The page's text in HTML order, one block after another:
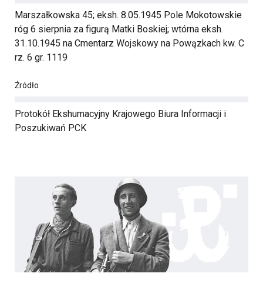
Marszałkowska 45; eksh. 8.05.1945 Pole Mokotowskie
róg 6 sierpnia za figurą Matki Boskiej; wtórna eksh.
31.10.1945 na Cmentarz Wojskowy na Powązkach kw. C
rz. 6 gr. 1119
Źródło
Protokół Ekshumacyjny Krajowego Biura Informacji i
Poszukiwań PCK